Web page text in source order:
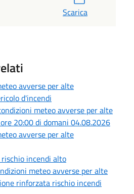
Scarica
avverse per alte
d'incendi
meteo avverse per alte
20:00 di domani 04.08.2026
avverse per alte
incendi alto
meteo avverse per alte
rinforzata rischio incendi